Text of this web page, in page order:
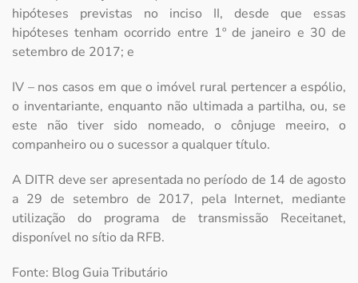
hipóteses previstas no inciso II, desde que essas
hipóteses tenham ocorrido entre 1º de janeiro e 30 de
setembro de 2017; e
IV – nos casos em que o imóvel rural pertencer a espólio,
o inventariante, enquanto não ultimada a partilha, ou, se
este não tiver sido nomeado, o cônjuge meeiro, o
companheiro ou o sucessor a qualquer título.
A DITR deve ser apresentada no período de 14 de agosto
a 29 de setembro de 2017, pela Internet, mediante
utilização do programa de transmissão Receitanet,
disponível no sítio da RFB.
Fonte: Blog Guia Tributário